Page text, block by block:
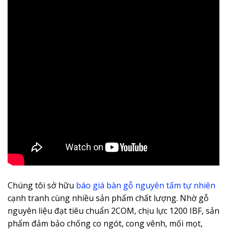
Chúng tôi sở hữu báo giá bàn gỗ nguyên tấm tự nhiên
cạnh tranh cùng nhiều sản phẩm chất lượng. Nhờ gỗ
nguyên liệu đạt tiêu chuẩn 2COM, chịu lực 1200 IBF, sản
phẩm đảm bảo chống co ngót, cong vênh, mối mọt,